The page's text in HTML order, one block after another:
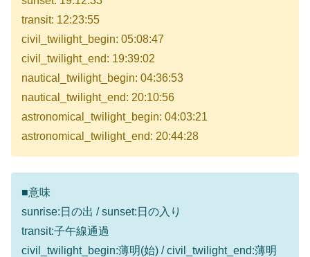
transit: 12:23:55
civil_twilight_begin: 05:08:47
civil_twilight_end: 19:39:02
nautical_twilight_begin: 04:36:53
nautical_twilight_end: 20:10:56
astronomical_twilight_begin: 04:03:21
astronomical_twilight_end: 20:44:28
■意味
sunrise:日の出 / sunset:日の入り
transit:子午線通過
civil_twilight_begin:薄明(始) / civil_twilight_end:薄明